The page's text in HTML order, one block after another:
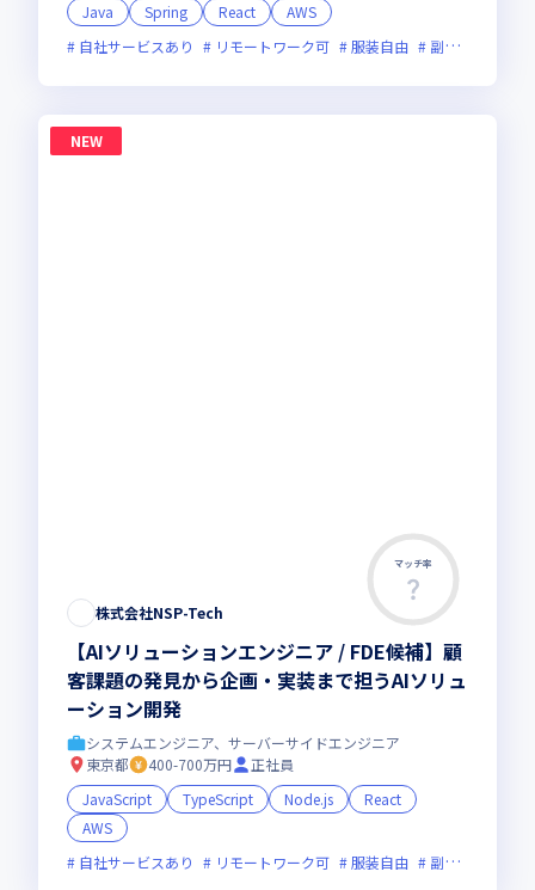
Java
Spring React
AWS
自社サービスあり
リモートワーク可 服装自由 副業可
NEW
マッチ率
株式会社NSP-Tech
【AIソリューションエンジニア / FDE候補】顧
客課題の発見から企画・実装まで担うAIソリュ
ーション開発
システムエンジニア、サーバーサイドエンジニア
東京都
400-700万円
正社員
JavaScript
TypeScript Node.js
React
AWS
自社サービスあり
リモートワーク可 服装自由 副業可